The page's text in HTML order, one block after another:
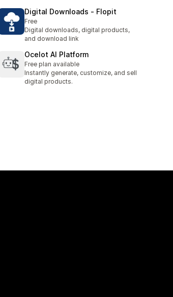
Digital Downloads ‑ Flopit
Free
Digital downloads, digital products,
and download link
Ocelot AI Platform
Free plan available
Instantly generate, customize, and sell
digital products.